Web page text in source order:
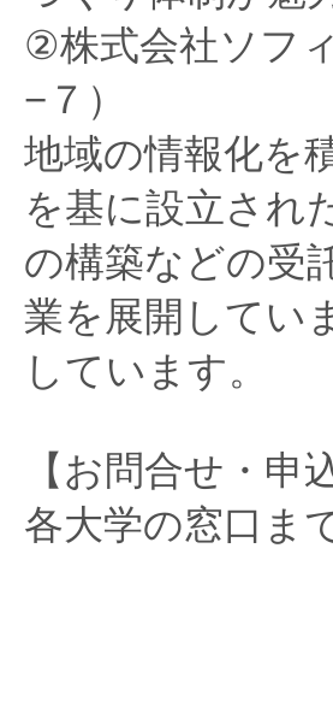
②株式会社ソフ
−７）
地域の情報化を
を基に設立され
の構築などの受
業を展開してい
しています。
【お問合せ・申
各大学の窓口ま